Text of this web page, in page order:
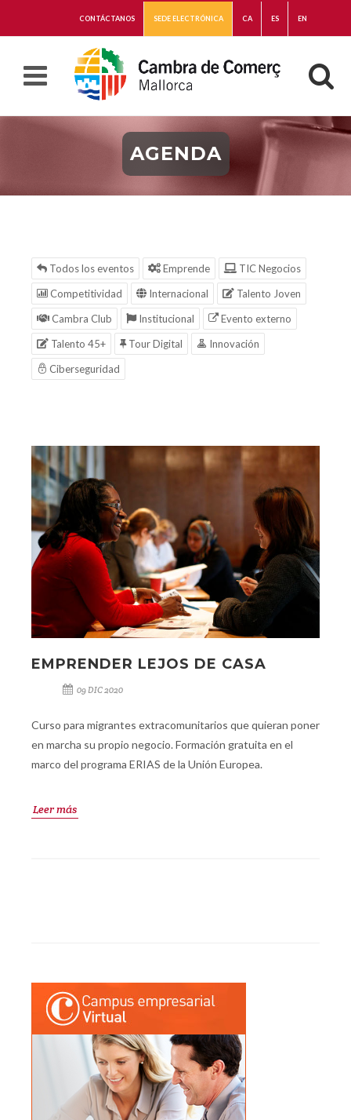
CONTÁCTANOS SEDE ELECTRÓNICA CA ES EN
AGENDA
Todos los eventos Emprende
TIC Negocios
Competitividad
Internacional
Talento Joven
Cambra Club
Institucional
Evento externo
Talento 45+
Tour Digital
Innovación
Ciberseguridad
EMPRENDER LEJOS DE CASA
09 DIC 2020
Curso para migrantes extracomunitarios que quieran poner
en marcha su propio negocio. Formación gratuita en el
marco del programa ERIAS de la Unión Europea.
Leer más